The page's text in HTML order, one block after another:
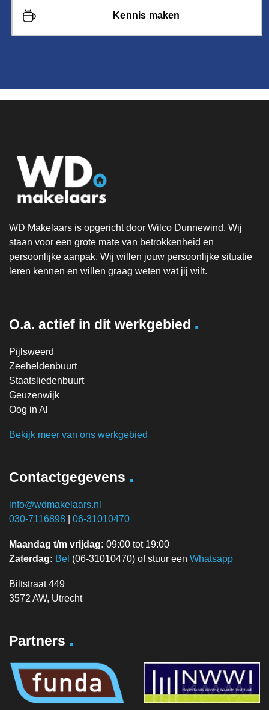
Kennis maken
WD Makelaars is opgericht door Wilco Dunnewind. Wij
staan voor een grote mate van betrokkenheid en
persoonlijke aanpak. Wij willen jouw persoonlijke situatie
leren kennen en willen graag weten wat jij wilt.
O.a. actief in dit werkgebied .
Pijlsweerd
Zeeheldenbuurt
Staatsliedenbuurt
Geuzenwijk
Oog in Al
Bekijk meer van ons werkgebied
Contactgegevens .
info@wdmakelaars.nl
030-7116898
06-31010470
Maandag t/m vrijdag: 09:00 tot 19:00
Zaterdag: Bel (06-31010470) of stuur een Whatsapp
Biltstraat 449
3572 AW, Utrecht
Partners .